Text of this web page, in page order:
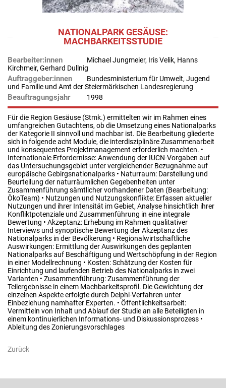
NATIONALPARK GESÄUSE:
MACHBARKEITSSTUDIE
Bearbeiter:innen
Michael Jungmeier, Iris Velik, Hanns
Kirchmeir, Gerhard Dullnig
Auftraggeber:innen
Bundesministerium für Umwelt, Jugend
und Familie und Amt der Steiermärkischen Landesregierung
Beauftragungsjahr 1998
Für die Region Gesäuse (Stmk.) ermittelten wir im Rahmen eines
umfangreichen Gutachtens, ob die Umsetzung eines Nationalparks
der Kategorie II sinnvoll und machbar ist. Die Bearbeitung gliederte
sich in folgende acht Module, die interdisziplinäre Zusammenarbeit
und konsequentes Projektmanagement erforderlich machten. •
Internationale Erfordernisse: Anwendung der IUCN-Vorgaben auf
das Untersuchungsgebiet unter vergleichender Bezugnahme auf
europäische Gebirgsnationalparks • Naturraum: Darstellung und
Beurteilung der naturräumlichen Gegebenheiten unter
Zusammenführung sämtlicher vorhandener Daten (Bearbeitung:
ÖkoTeam) • Nutzungen und Nutzungskonflikte: Erfassen aktueller
Nutzungen und ihrer Intensität im Gebiet, Analyse hinsichtlich ihrer
Konfliktpotenziale und Zusammenführung in eine integrale
Bewertung • Akzeptanz: Erhebung im Rahmen qualitativer
Interviews und synoptische Bewertung der Akzeptanz des
Nationalparks in der Bevölkerung • Regionalwirtschaftliche
Auswirkungen: Ermittlung der Auswirkungen des geplanten
Nationalparks auf Beschäftigung und Wertschöpfung in der Region
in einer Modellrechnung • Kosten: Schätzung der Kosten für
Einrichtung und laufenden Betrieb des Nationalparks in zwei
Varianten • Zusammenführung: Zusammenführung der
Teilergebnisse in einem Machbarkeitsprofil. Die Gewichtung der
einzelnen Aspekte erfolgte durch Delphi-Verfahren unter
Einbeziehung namhafter Experten. • Öffentlichkeitsarbeit:
Vermitteln von Inhalt und Ablauf der Studie an alle Beteiligten in
einem kontinuierlichen Informations- und Diskussionsprozess •
Ableitung des Zonierungsvorschlages
Zurück